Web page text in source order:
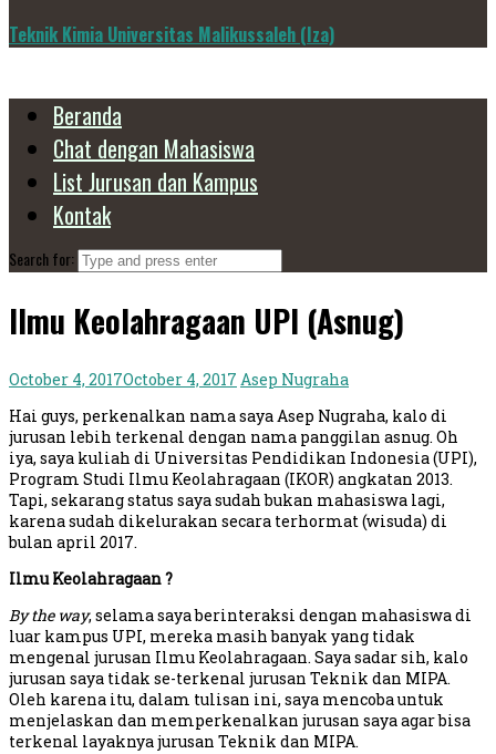
Teknik Kimia Universitas Malikussaleh (Iza)
Beranda
Chat dengan Mahasiswa
List Jurusan dan Kampus
Kontak
Search for:
Ilmu Keolahragaan UPI (Asnug)
October 4, 2017October 4, 2017 Asep Nugraha
Hai guys, perkenalkan nama saya Asep Nugraha, kalo di
jurusan lebih terkenal dengan nama panggilan asnug. Oh
iya, saya kuliah di Universitas Pendidikan Indonesia (UPI),
Program Studi Ilmu Keolahragaan (IKOR) angkatan 2013.
Tapi, sekarang status saya sudah bukan mahasiswa lagi,
karena sudah dikelurakan secara terhormat (wisuda) di
bulan april 2017.
Ilmu Keolahragaan ?
By the way, selama saya berinteraksi dengan mahasiswa di
luar kampus UPI, mereka masih banyak yang tidak
mengenal jurusan Ilmu Keolahragaan. Saya sadar sih, kalo
jurusan saya tidak se-terkenal jurusan Teknik dan MIPA.
Oleh karena itu, dalam tulisan ini, saya mencoba untuk
menjelaskan dan memperkenalkan jurusan saya agar bisa
terkenal layaknya jurusan Teknik dan MIPA.